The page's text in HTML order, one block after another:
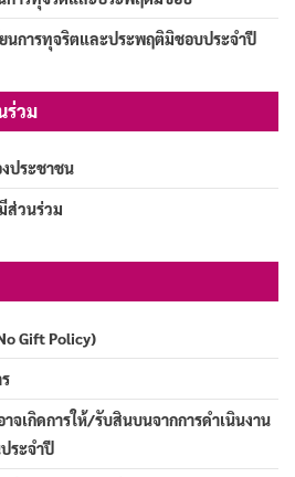
ยนการทุจริตและประพฤติมิชอบประจำปี
ร่วม
ประชาชน
ส่วนร่วม
Gift Policy)
จเกิดการให้/รับสินบนจากการดำเนินงาน
ระจำปี